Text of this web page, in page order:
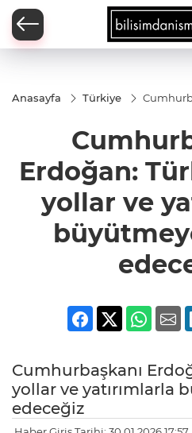
Anasayfa Türkiye
yollar ve
devam
Erdoğan:
yollar ve
Cumhurbaşkanı
yollar ve yatırımlarla
edeceğiz